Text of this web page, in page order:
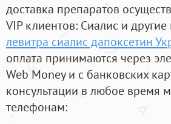
доставка препаратов
VIP клиентов: Сиалис и
левитра сиалис дапоксетин
оплата принимаются через
Web Money и с банковских
консультации в любое время
телефонам: